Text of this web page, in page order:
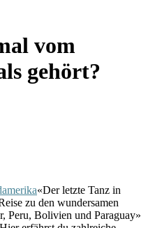
vom
gehört?
«Der letzte Tanz in
zu den wundersamen
Peru, Bolivien und Paraguay»